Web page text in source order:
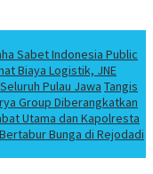
Sabet Indonesia Public
Biaya Logistik, JNE
Pulau Jawa Tangis
Group Diberangkatkan
Utama dan Kapolresta
Bunga di Rejodadi